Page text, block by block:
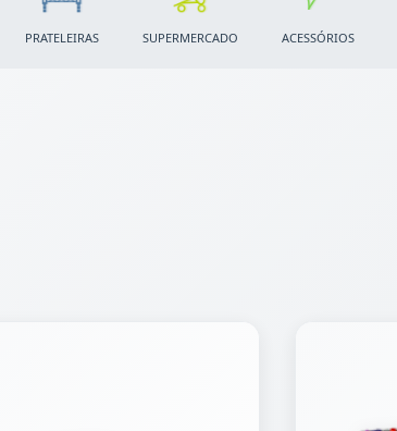
PRATELEIRAS SUPERMERCADO ACESSÓRIOS